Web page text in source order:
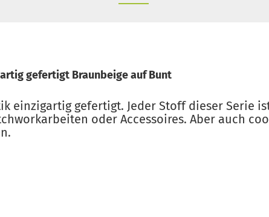
gefertigt Braunbeige auf Bunt
einzigartig gefertigt. Jeder Stoff dieser Serie
oder Accessoires. Aber auch